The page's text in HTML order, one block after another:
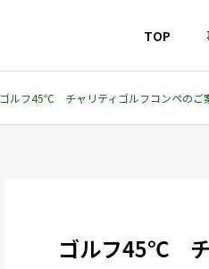
TOP
ゴルフ45℃ チャリティゴルフコンペのご
ゴルフ45℃ チ